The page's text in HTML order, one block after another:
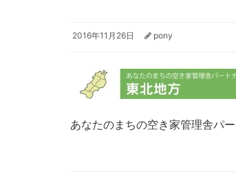
2016年11月26日 pony
あなたのまちの空き家管理舎パ